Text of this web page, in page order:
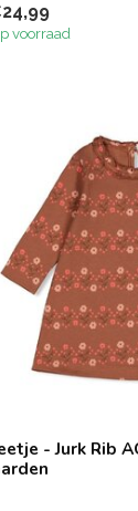
voorraad
- Jurk Rib